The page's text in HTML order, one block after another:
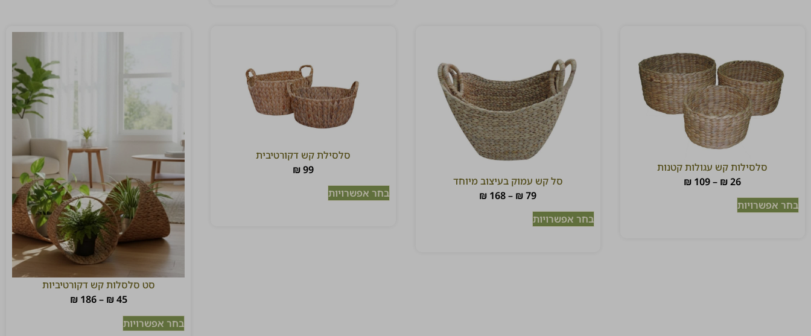
סלסילות קש עגולות קטנות
₪26
–
₪ 109
בחר אפשרויות
סל קש עמוק בעיצוב מיוחד
₪79
–
₪ 168
בחר אפשרויות
סלסילת קש דקורטיבית
₪99
בחר אפשרויות
סט סלסלות קש דקורטיביות
₪45
–
₪186
בחר אפשרויות